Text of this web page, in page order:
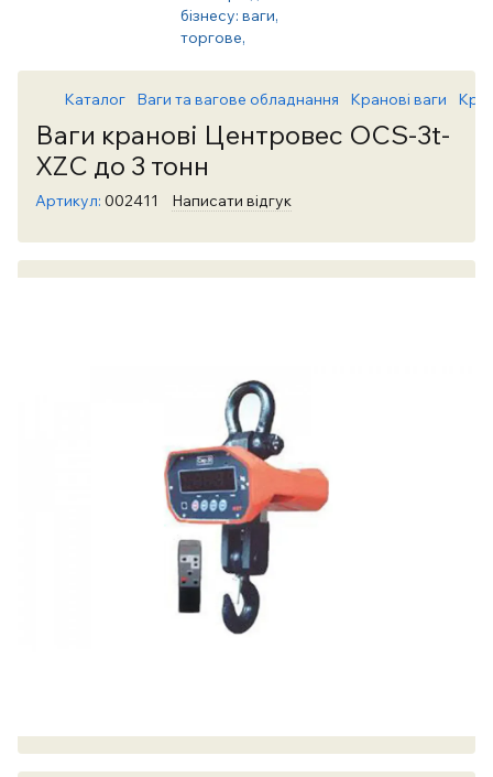
Каталог Ваги та вагове обладнання Кранові ваги
Ваги кранові Центровес OCS-3t-
XZС до 3 тонн
Артикул: 002411 Написати відгук